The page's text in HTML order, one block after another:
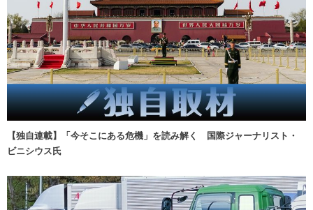
【独自連載】「今そこにある危機」を読み解く 国際ジャーナリスト・
ビニシウス氏